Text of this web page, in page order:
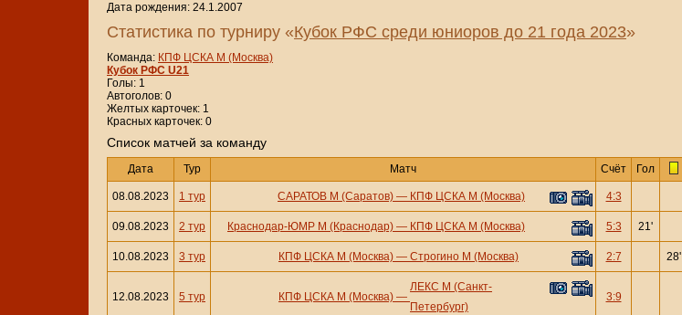
Дата рождения: 24.1.2007
Статистика по турниру «Кубок РФС среди юниоров до 21 года 2023»
Команда: КПФ ЦСКА М (Москва)
Кубок РФС U21
Голы: 1
Автоголов: 0
Желтых карточек: 1
Красных карточек: 0
Cписок матчей за команду
Дата Тур Матч Счёт Гол
08.08.2023 1 тур САРАТОВ М (Саратов) — КПФ ЦСКА М (Москва) 4:3
09.08.2023 2 тур Краснодар-ЮМР М (Краснодар) — КПФ ЦСКА М (Москва) 5:3 21'
10.08.2023 3 тур КПФ ЦСКА М (Москва) — Строгино М (Москва) 2:7 28'
12.08.2023 5 тур КПФ ЦСКА М (Москва) —
ЛЕКС М (Санкт-
Петербург)
3:9